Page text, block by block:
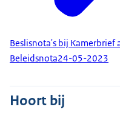
Beslisnota's bij Kamerbrief
Beleidsnota24-05-2023
Hoort bij